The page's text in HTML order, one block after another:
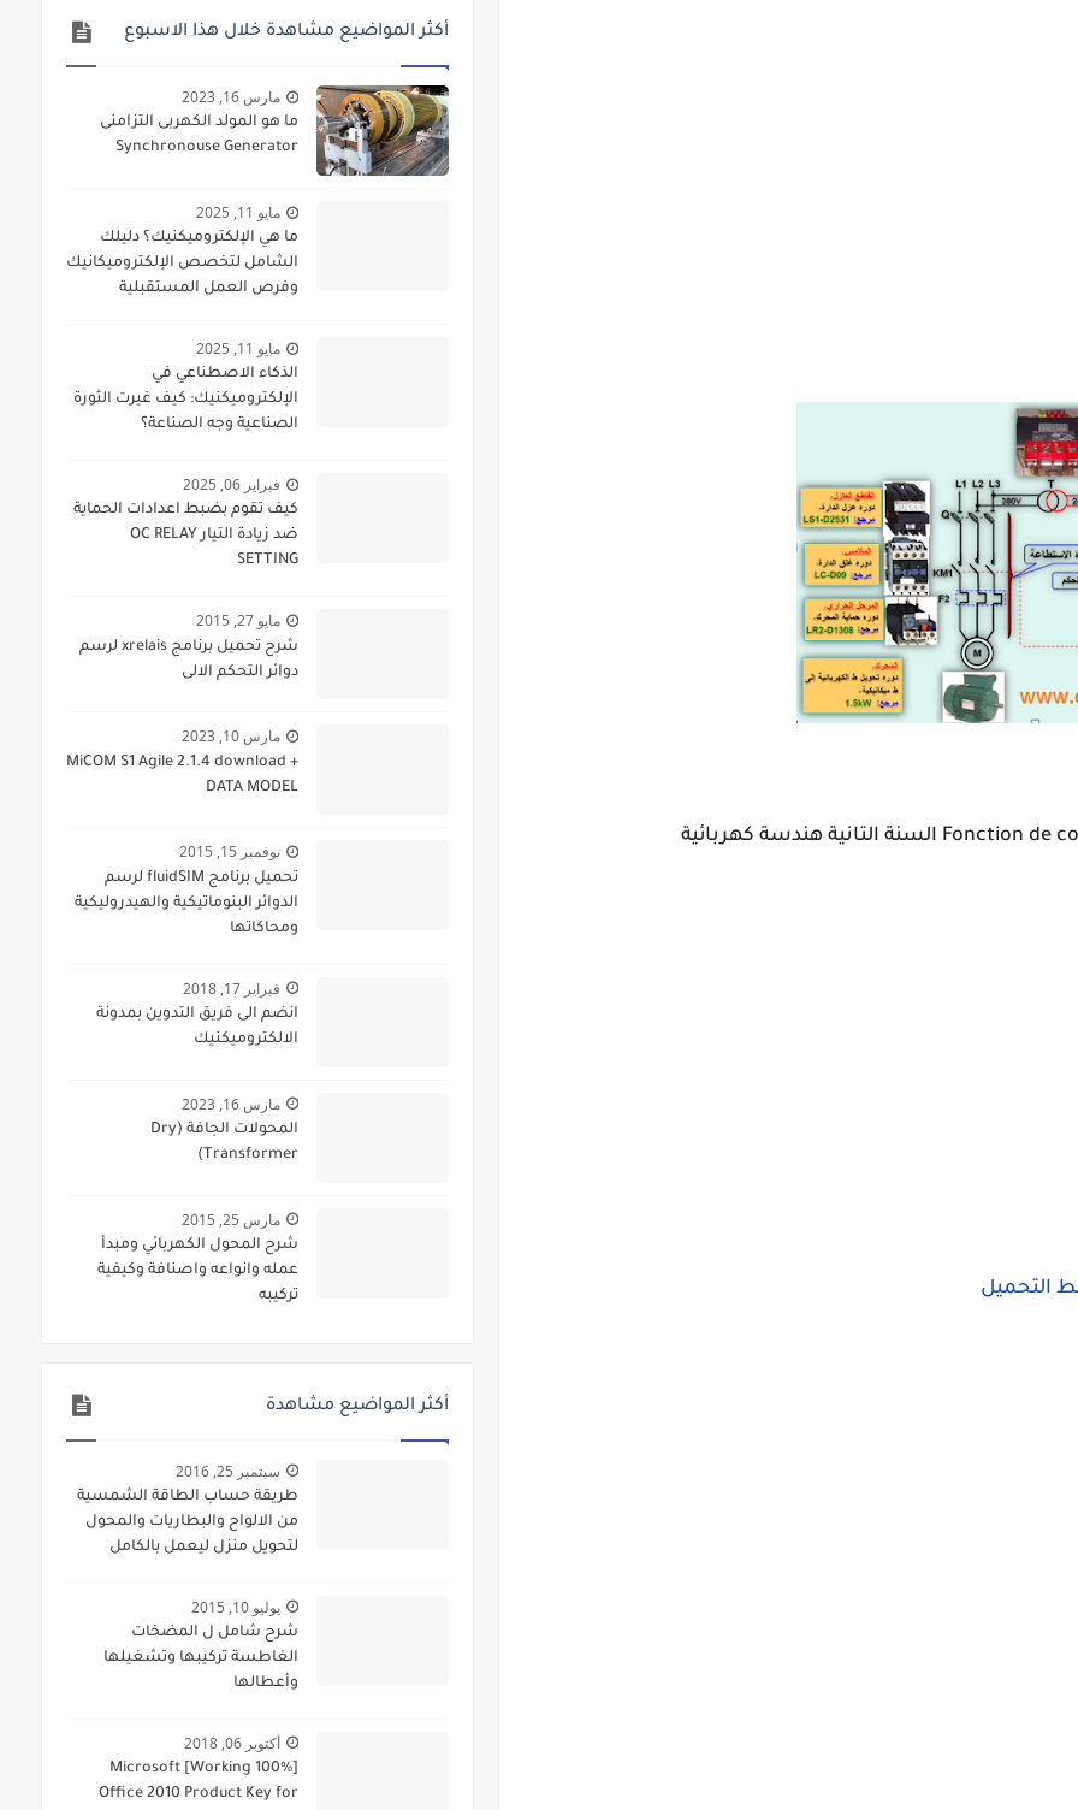
التحميل
أكثر المواضيع مشاهدة خلال هذا الاسبوع
مارس 16, 2023
ما هو المولد الكهربى التزامنى
Synchronouse Generator
مايو 11, 2025
ما هي الإلكتروميكنيك؟ دليلك
الشامل لتخصص الإلكتروميكانيك
وفرص العمل المستقبلية
مايو 11, 2025
الذكاء الاصطناعي في
الإلكتروميكنيك: كيف غيرت الثورة
الصناعية وجه الصناعة؟
فبراير 06, 2025
كيف تقوم بضبط اعدادات الحماية
ضد زيادة التيار OC RELAY
SETTING
مايو 27, 2015
شرح تحميل برنامج xrelais لرسم
دوائر التحكم الالى
مارس 10, 2023
MiCOM S1 Agile 2.1.4 download +
DATA MODEL
نوفمبر 15, 2015
تحميل برنامج fluidSIM لرسم
الدوائر البنوماتيكية والهيدروليكية
ومحاكاتها
فبراير 17, 2018
انضم الى فريق التدوين بمدونة
الالكتروميكنيك
مارس 16, 2023
المحولات الجافة (Dry
Transformer)
مارس 25, 2015
شرح المحول الكهربائي ومبدأ
عمله وانواعه واصنافة وكيفية
تركيبه
أكثر المواضيع مشاهدة
سبتمبر 25, 2016
طريقة حساب الطاقة الشمسية
من الالواح والبطاريات والمحول
لتحويل منزل ليعمل بالكامل
يوليو 10, 2015
شرح شامل ل المضخات
الغاطسة تركيبها وتشغيلها
وأعطالها
أكتوبر 06, 2018
[100% Working] Microsoft
Office 2010 Product Key for